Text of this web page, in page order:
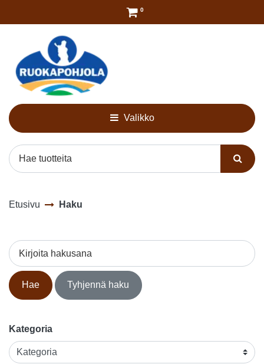
0
Valikko
Etusivu Haku
Kirjoita hakusana
Hae Tyhjennä haku
Kategoria